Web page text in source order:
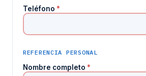
Teléfono *
REFERENCIA PERSONAL
Nombre completo *